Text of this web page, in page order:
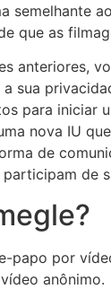
semelhante
que as
anteriores,
sua
para iniciar
nova IU
de
de
papo por
anônimo.